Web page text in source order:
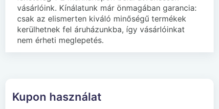
vásárlóink. Kínálatunk már önmagában garancia:
csak az elismerten kiváló minőségű termékek
kerülhetnek fel áruházunkba, így vásárlóinkat
nem érheti meglepetés.
Kupon használat